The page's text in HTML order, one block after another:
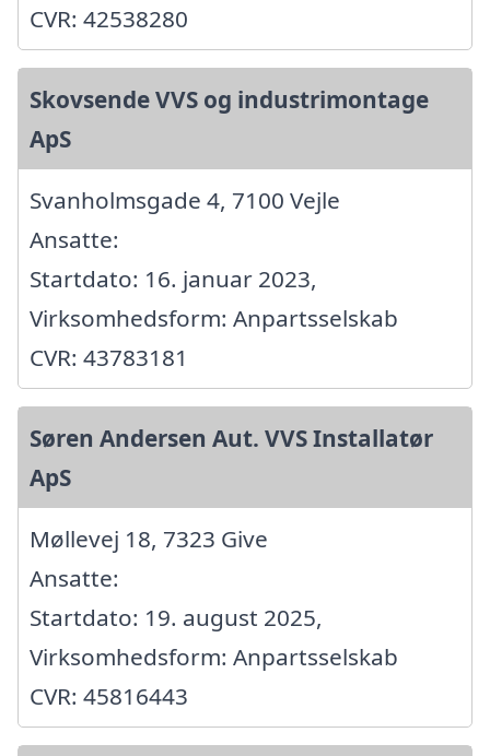
CVR: 42538280
Skovsende VVS og industrimontage
ApS
Svanholmsgade 4, 7100 Vejle
Ansatte:
Startdato: 16. januar 2023,
Virksomhedsform: Anpartsselskab
CVR: 43783181
Søren Andersen Aut. VVS Installatør
ApS
Møllevej 18, 7323 Give
Ansatte:
Startdato: 19. august 2025,
Virksomhedsform: Anpartsselskab
CVR: 45816443